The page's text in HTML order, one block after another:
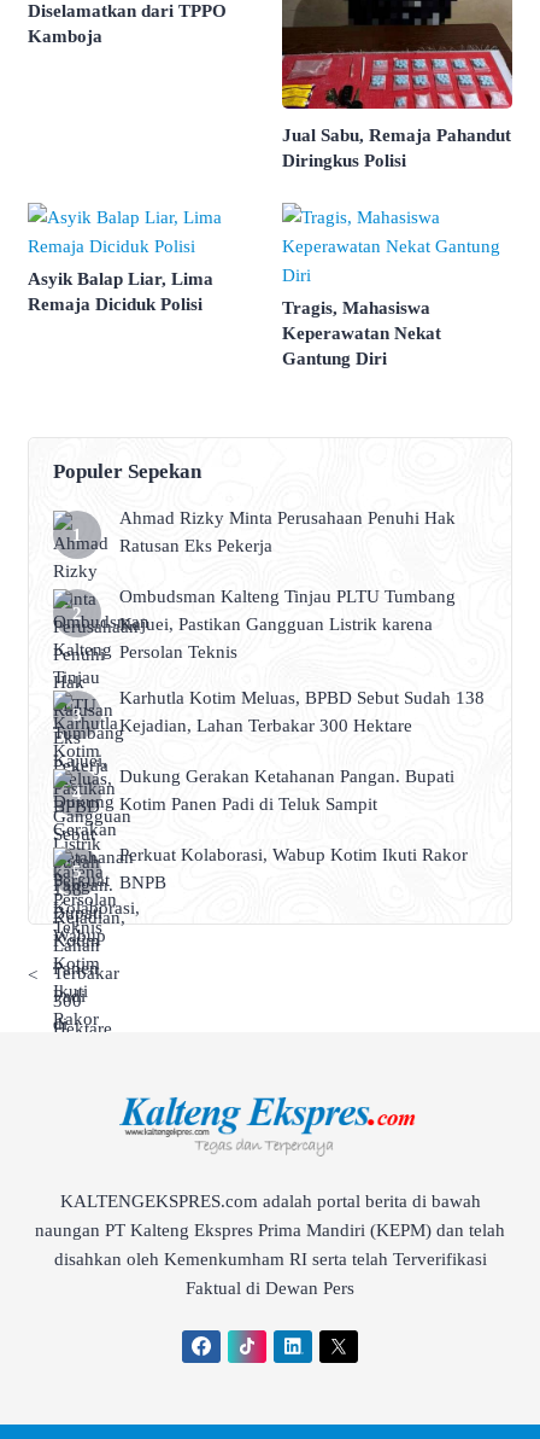
Diselamatkan dari TPPO
Kamboja
Jual Sabu, Remaja Pahandut
Diringkus Polisi
Asyik Balap Liar, Lima
Remaja Diciduk Polisi
Tragis, Mahasiswa
Keperawatan Nekat
Gantung Diri
Populer Sepekan
Ahmad Rizky Minta Perusahaan Penuhi Hak
Ratusan Eks Pekerja
Ombudsman Kalteng Tinjau PLTU Tumbang
Kajuei, Pastikan Gangguan Listrik karena
Persolan Teknis
Karhutla Kotim Meluas, BPBD Sebut Sudah 138
Kejadian, Lahan Terbakar 300 Hektare
Dukung Gerakan Ketahanan Pangan. Bupati
Kotim Panen Padi di Teluk Sampit
Perkuat Kolaborasi, Wabup Kotim Ikuti Rakor
BNPB
<
KALTENGEKSPRES.com adalah portal berita di bawah
naungan PT Kalteng Ekspres Prima Mandiri (KEPM) dan telah
disahkan oleh Kemenkumham RI serta telah Terverifikasi
Faktual di Dewan Pers